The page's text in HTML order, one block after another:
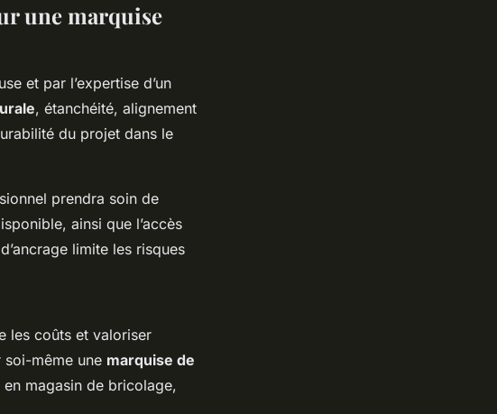
une marquise
et par l’expertise d’un
, étanchéité, alignement
du projet dans le
prendra soin de
ainsi que l’accès
limite les risques
les coûts et valoriser
soi-même une marquise de
magasin de bricolage,